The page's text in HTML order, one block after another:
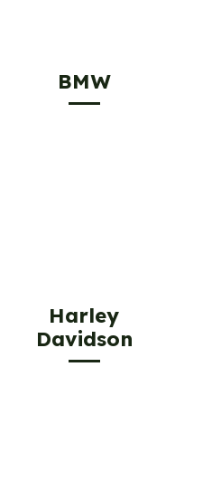
BMW
Harley
Davidson